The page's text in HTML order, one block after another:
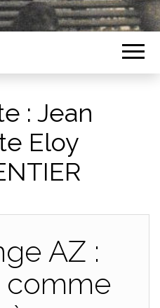
: Jean
Eloy
AZ :
comme